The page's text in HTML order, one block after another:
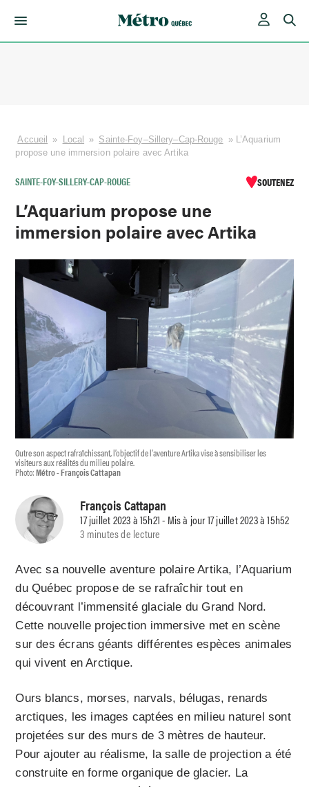
Accueil » Local » Sainte-Foy–Sillery–Cap-Rouge » L’Aquarium
propose une immersion polaire avec Artika
SAINTE-FOY–SILLERY–CAP-ROUGE SOUTENEZ
L’Aquarium propose une
immersion polaire avec Artika
Outre son aspect rafraîchissant, l’objectif de l’aventure Artika vise à sensibiliser les
visiteurs aux réalités du milieu polaire.
Photo:Métro - François Cattapan
François Cattapan
17 juillet 2023 à 15h21 - Mis à jour 17 juillet 2023 à 15h52
3 minutes de lecture
Avec sa nouvelle aventure polaire Artika, l’Aquarium
du Québec propose de se rafraîchir tout en
découvrant l’immensité glaciale du Grand Nord.
Cette nouvelle projection immersive met en scène
sur des écrans géants différentes espèces animales
qui vivent en Arctique.
Ours blancs, morses, narvals, bélugas, renards
arctiques, les images captées en milieu naturel sont
projetées sur des murs de 3 mètres de hauteur.
Pour ajouter au réalisme, la salle de projection a été
construite en forme organique de glacier. La